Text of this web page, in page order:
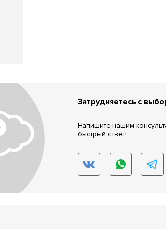
Затрудняетесь с
Напишите нашим
быстрый ответ!